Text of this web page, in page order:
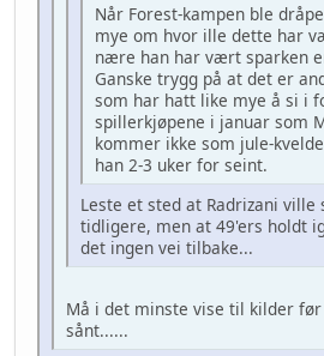
Når Forest-kampen ble
mye om hvor ille dette har
nære han har vært sparken
Ganske trygg på at det er
som har hatt like mye å si i
spillerkjøpene i januar som
kommer ikke som jule-
han 2-3 uker for seint.
Leste et sted at Radrizani ville
tidligere, men at 49'ers holdt
det ingen vei tilbake...
Må i det minste vise til kilder
sånt......